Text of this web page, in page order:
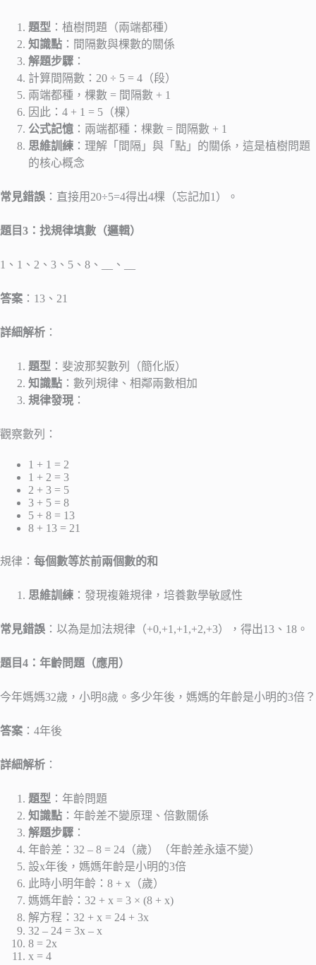
題型 ：植樹問題（兩端都種）
知識點 ：間隔數與棵數的關係
解題步驟 ：
計算間隔數：20 ÷ 5 = 4（段）
兩端都種，棵數 = 間隔數 + 1
因此：4 + 1 = 5（棵）
公式記憶 ：兩端都種：棵數 = 間隔數 + 1
思維訓練 ：理解「間隔」與「點」的關係，這是植樹問題
的核心概念
常見錯誤 ：直接用20÷5=4得出4棵（忘記加1）。
題目3：找規律填數（邏輯）
1、1、2、3、5、8、__、__
答案 ：13、21
詳細解析 ：
題型 ：斐波那契數列（簡化版）
知識點 ：數列規律、相鄰兩數相加
規律發現 ：
觀察數列：
1 + 1 = 2
1 + 2 = 3
2 + 3 = 5
3 + 5 = 8
5 + 8 = 13
8 + 13 = 21
規律： 每個數等於前兩個數的和
思維訓練 ：發現複雜規律，培養數學敏感性
常見錯誤 ：以為是加法規律（+0,+1,+1,+2,+3），得出13、18。
題目4：年齡問題（應用）
今年媽媽32歲，小明8歲。多少年後，媽媽的年齡是小明的3倍？
答案 ：4年後
詳細解析 ：
題型 ：年齡問題
知識點 ：年齡差不變原理、倍數關係
解題步驟 ：
年齡差：32 – 8 = 24（歲）（年齡差永遠不變）
設x年後，媽媽年齡是小明的3倍
此時小明年齡：8 + x（歲）
媽媽年齡：32 + x = 3 × (8 + x)
解方程：32 + x = 24 + 3x
32 – 24 = 3x – x
8 = 2x
x = 4